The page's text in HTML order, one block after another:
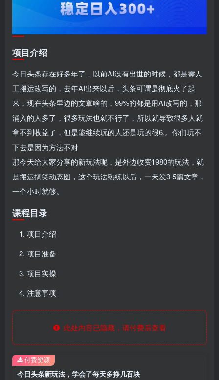
项目介绍
今日头条存在好多年了，以前AI没有出世的时候，都是需人
工搬运改写的，去年AI出来以后，头条可谓是彻底火了起
来，现在头条里边的文章啥的，99%的都是用AI改写的，那
涌入的人多了，很多玩法也就不行了，所以就导致很多人就
拿不到收益了，但是能继续玩的人还是玩的很6,。你们玩不
下去是因为方法不对
那今天给大家分享的新玩法呢，是外边收费1980的玩法，就
是搬运搞笑动态图，这个玩法熟练以后，一天发3-5篇文章，
一个小时就够。
课程目录
项目介绍
项目准备
项目实操
注意事项
此处内容已隐藏，请付费后查看
今日头条新玩法，学会了每天多挣几百块
付费资源